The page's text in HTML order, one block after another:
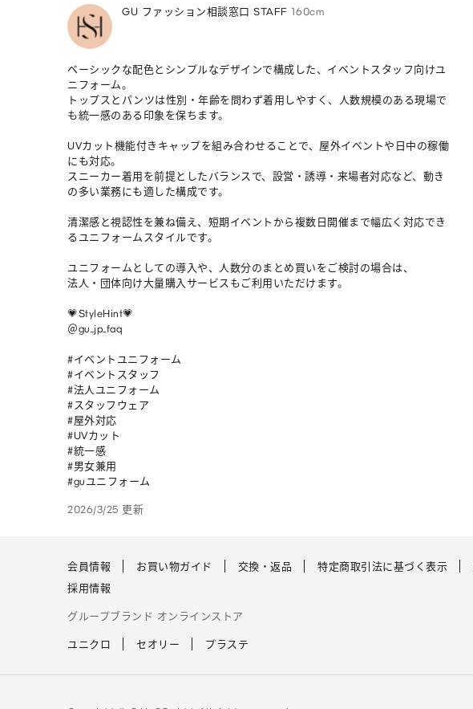
GU ファッション相談窓口 STAFF 160cm
ベーシックな配色とシンプルなデザインで構成した、イベントスタッフ向けユ
ニフォーム。
トップスとパンツは性別・年齢を問わず着用しやすく、人数規模のある現場で
も統一感のある印象を保ちます。
UVカット機能付きキャップを組み合わせることで、屋外イベントや日中の稼働
にも対応。
スニーカー着用を前提としたバランスで、設営・誘導・来場者対応など、動き
の多い業務にも適した構成です。
清潔感と視認性を兼ね備え、短期イベントから複数日開催まで幅広く対応でき
るユニフォームスタイルです。
ユニフォームとしての導入や、人数分のまとめ買いをご検討の場合は、
法人・団体向け大量購入サービスもご利用いただけます。
💗StyleHint💗
＠gu_jp_faq
#イベントユニフォーム
#イベントスタッフ
#法人ユニフォーム
#スタッフウェア
#屋外対応
#UVカット
#統一感
#男女兼用
#guユニフォーム
2026/3/25 更新
会員情報 お買い物ガイド 交換・返品 特定商取引法に基づく表示
採用情報
グループブランド オンラインストア
ユニクロ セオリー プラステ